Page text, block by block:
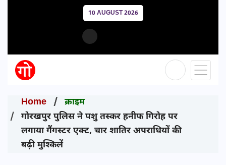
10 AUGUST 2026
Home
क्राइम
गोरखपुर पुलिस ने पशु तस्कर हनीफ गिरोह पर
लगाया गैंगस्टर एक्ट, चार शातिर अपराधियों की
बढ़ी मुश्किलें